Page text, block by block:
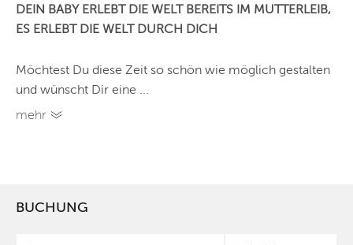
DEIN BABY ERLEBT DIE WELT BEREITS IM MUTTERLEIB,
ES ERLEBT DIE WELT DURCH DICH
Möchtest Du diese Zeit so schön wie möglich gestalten
und wünscht Dir eine ...
mehr
BUCHUNG